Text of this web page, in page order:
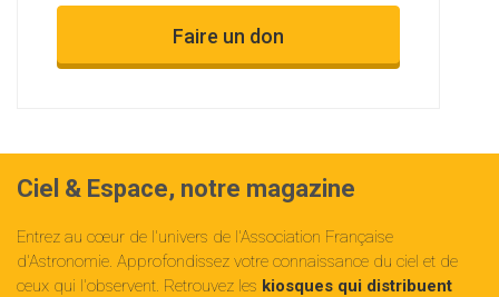
Faire un don
Ciel & Espace, notre magazine
Entrez au cœur de l'univers de l'Association Française
d'Astronomie. Approfondissez votre connaissance du ciel et de
ceux qui l'observent. Retrouvez les kiosques qui distribuent